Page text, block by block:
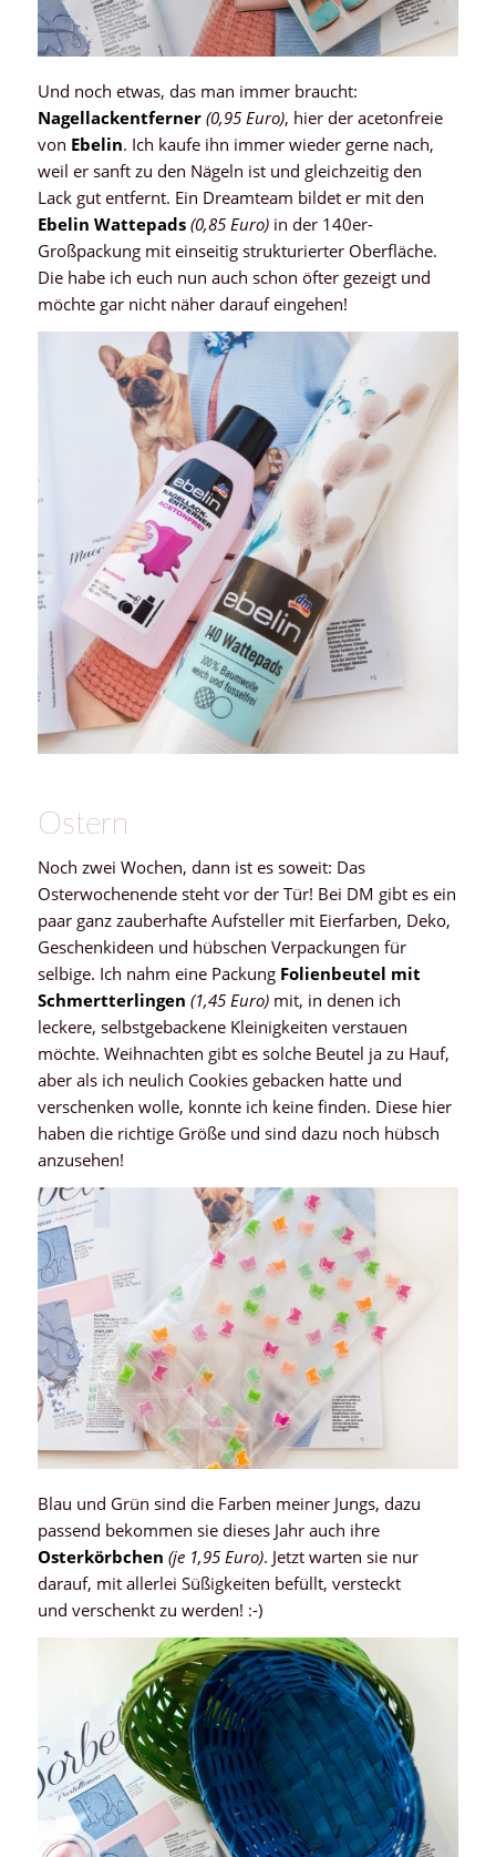
Und noch etwas, das man immer braucht:
Nagellackentferner (0,95 Euro), hier der acetonfreie
von Ebelin. Ich kaufe ihn immer wieder gerne nach,
weil er sanft zu den Nägeln ist und gleichzeitig den
Lack gut entfernt. Ein Dreamteam bildet er mit den
Ebelin Wattepads (0,85 Euro)in der 140er-
Großpackung mit einseitig strukturierter Oberfläche.
Die habe ich euch nun auch schon öfter gezeigt und
möchte gar nicht näher darauf eingehen!
Ostern
Noch zwei Wochen, dann ist es soweit: Das
Osterwochenende steht vor der Tür! Bei DM gibt es ein
paar ganz zauberhafte Aufsteller mit Eierfarben, Deko,
Geschenkideen und hübschen Verpackungen für
selbige. Ich nahm eine Packung Folienbeutel mit
Schmertterlingen (1,45 Euro)mit, in denen ich
leckere, selbstgebackene Kleinigkeiten verstauen
möchte. Weihnachten gibt es solche Beutel ja zu Hauf,
aber als ich neulich Cookies gebacken hatte und
verschenken wolle, konnte ich keine finden. Diese hier
haben die richtige Größe und sind dazu noch hübsch
anzusehen!
Blau und Grün sind die Farben meiner Jungs, dazu
passend bekommen sie dieses Jahr auch ihre
Osterkörbchen (je 1,95 Euro). Jetzt warten sie nur
darauf, mit allerlei Süßigkeiten befüllt, versteckt
und verschenkt zu werden! :-)